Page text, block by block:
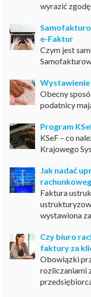
wyrazić zgodę
e-Faktur
Czym jest
Obecny
podatnicy
Program
KSeF – co
Krajowego
Jak nadać
Faktura
wystawiona
Czy biuro
faktury za
Obowiązki
rozliczaniami
przedsiębiorca,